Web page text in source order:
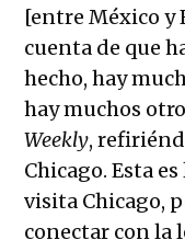
[entre México y
cuenta de que
hecho, hay
hay muchos
Weekly,
Chicago. Esta
visita Chicago,
conectar con la